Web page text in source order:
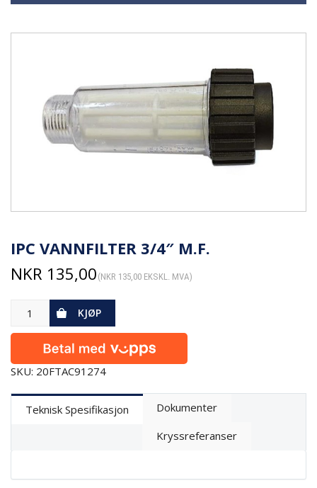
IPC VANNFILTER 3/4″ M.F.
NKR 135,00 (NKR 135,00 EKSKL. MVA)
KJØP
SKU: 20FTAC91274
Teknisk Spesifikasjon
Dokumenter
Kryssreferanser